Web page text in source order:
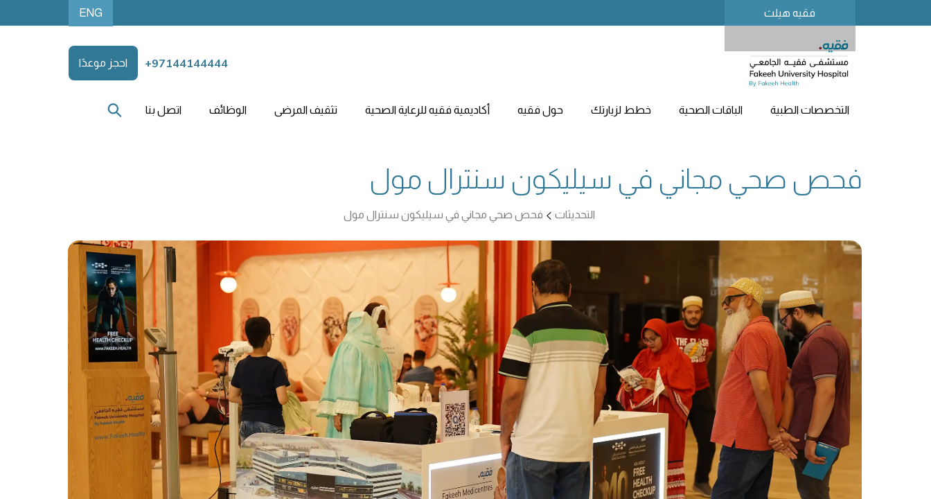
فقيه هيلث ENG
+97144144444 احجز موعدًا
التخصصات الطبية الباقات الصحية خطط لزيارتك حول فقيه أكاديمية فقيه للرعاية الصحية تثقيف المرضى الوظائف اتصل بنا
فحص صحي مجاني في سيليكون سنترال مول
التحديثات فحص صحي مجاني في سيليكون سنترال مول